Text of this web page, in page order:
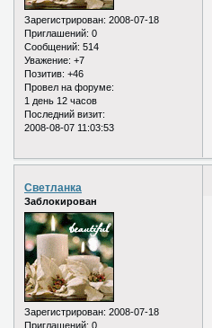
Зарегистрирован: 2008-07-18
Приглашений: 0
Сообщений: 514
Уважение: +7
Позитив: +46
Провел на форуме:
1 день 12 часов
Последний визит:
2008-08-07 11:03:53
Светланка
Заблокирован
Зарегистрирован: 2008-07-18
Приглашений: 0